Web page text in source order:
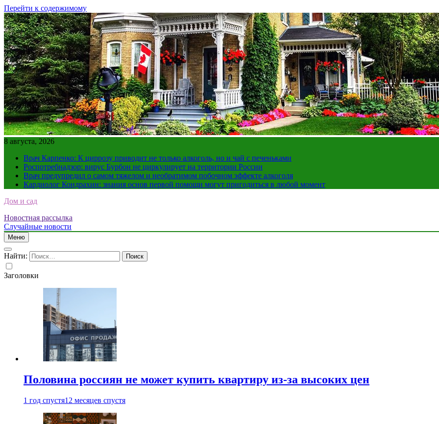
Перейти к содержимому
8 августа, 2026
Врач Карпенко: К циррозу приводит не только алкоголь, но и чай с печеньками
Роспотребнадзор: вирус Бурбон не циркулирует на территории России
Врач предупредил о самом тяжелом и необратимом побочном эффекте алкоголя
Кардиолог Кондрахин: знания основ первой помощи могут пригодиться в любой момент
Дом и сад
Новостная рассылка
Случайные новости
Меню
Найти:
Заголовки
Половина россиян не может купить квартиру из-за высоких цен
1 год спустя12 месяцев спустя